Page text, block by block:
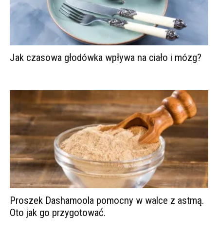
Jak czasowa głodówka wpływa na ciało i mózg?
Proszek Dashamoola pomocny w walce z astmą.
Oto jak go przygotować.